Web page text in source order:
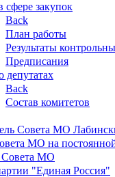
сфере закупок
Back
План работы
Результаты
Предписания
депутатах
Back
Состав комитетов
Совета МО
МО на
Совета МО
"Единая Россия"